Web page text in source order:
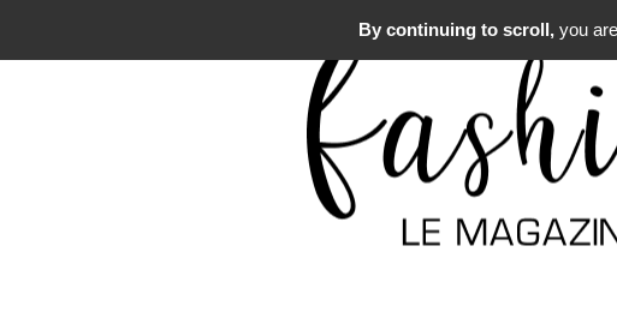
By continuing to scroll, you